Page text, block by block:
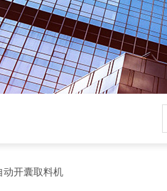
开囊取料机